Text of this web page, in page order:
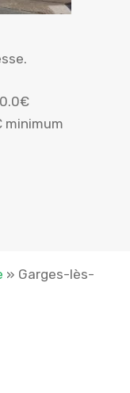
minimum
» Garges-lès-